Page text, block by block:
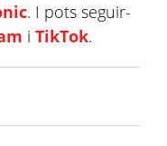
. I pots seguir-
i TikTok.